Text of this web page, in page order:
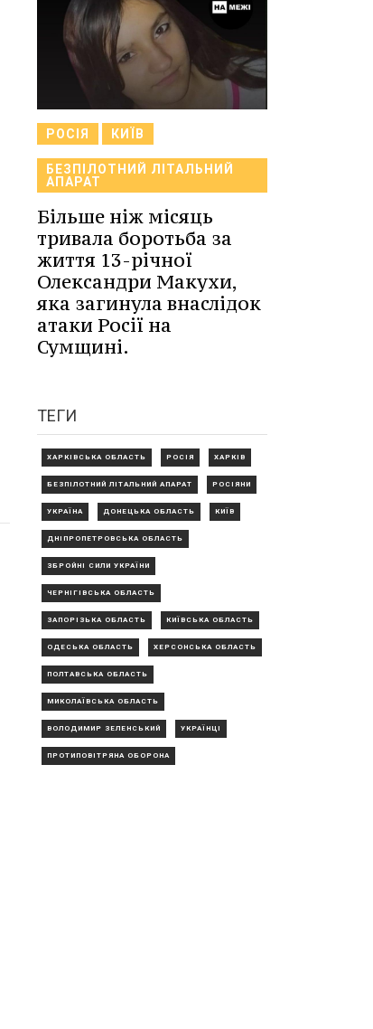
РОСІЯ КИЇВ
БЕЗПІЛОТНИЙ ЛІТАЛЬНИЙ
АПАРАТ
Більше ніж місяць
тривала боротьба за
життя 13-річної
Олександри Макухи,
яка загинула внаслідок
атаки Росії на
Сумщині.
ТЕГИ
ХАРКІВСЬКА ОБЛАСТЬ РОСІЯ ХАРКІВ
БЕЗПІЛОТНИЙ ЛІТАЛЬНИЙ АПАРАТ РОСІЯНИ
УКРАЇНА ДОНЕЦЬКА ОБЛАСТЬ КИЇВ
ДНІПРОПЕТРОВСЬКА ОБЛАСТЬ
ЗБРОЙНІ СИЛИ УКРАЇНИ
ЧЕРНІГІВСЬКА ОБЛАСТЬ
ЗАПОРІЗЬКА ОБЛАСТЬ КИЇВСЬКА ОБЛАСТЬ
ОДЕСЬКА ОБЛАСТЬ ХЕРСОНСЬКА ОБЛАСТЬ
ПОЛТАВСЬКА ОБЛАСТЬ
МИКОЛАЇВСЬКА ОБЛАСТЬ
ВОЛОДИМИР ЗЕЛЕНСЬКИЙ УКРАЇНЦІ
ПРОТИПОВІТРЯНА ОБОРОНА